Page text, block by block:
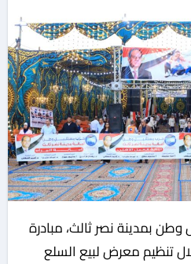
تنظيم معرض لبيع السلع